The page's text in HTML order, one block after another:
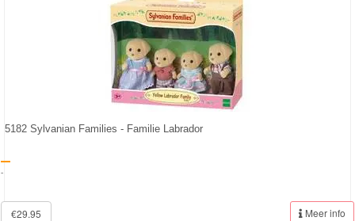
5182 Sylvanian Families - Familie Labrador
-
€29.95 Meer info